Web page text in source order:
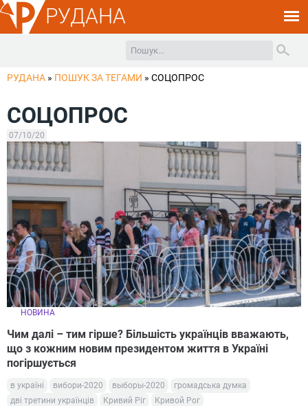
РУДАНА
РУДАНА » ПОШУК ЗА ТЕГАМИ » СОЦОПРОС
СОЦОПРОС
07/10/20
НОВИНА
Чим далі – тим гірше? Більшість українців вважають,
що з кожним новим президентом життя в Україні
погіршується
в україні вибори-2020 выборы-2020
громадська думка
дві третини українців
Кривий Ріг
Кривой Рог